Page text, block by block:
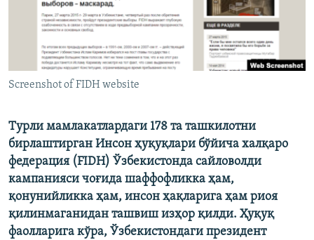
Screenshot of FIDH website
Турли мамлакатлардаги 178 та ташкилотни
бирлаштирган Инсон ҳуқуқлари бўйича халқаро
федерация (FIDH) Ўзбекистонда сайловолди
кампанияси чоғида шаффофликка ҳам,
қонунийликка ҳам, инсон ҳақларига ҳам риоя
қилинмаганидан ташвиш изҳор қилди. Ҳуқуқ
фаолларига кўра, Ўзбекистондаги президент